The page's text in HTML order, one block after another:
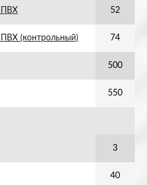
ПВХ 52
(контрольный) 74
500
550
3
40